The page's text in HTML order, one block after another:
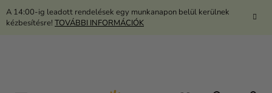
Ugrás
A 14:00-ig leadott rendelések egy munkanapon belül kerülnek
kézbesítésre! TOVÁBBI INFORMÁCIÓK